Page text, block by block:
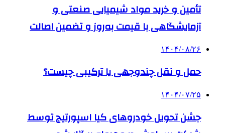
تأمین و خرید مواد شیمیایی صنعتی و
آزمایشگاهی با قیمت به‌روز و تضمین اصالت
۱۴۰۴/۰۸/۲۶
حمل و نقل چندوجهی یا ترکیبی چیست؟
۱۴۰۴/۰۷/۲۵
جشن تحویل خودروهای کیا اسپورتیج توسط